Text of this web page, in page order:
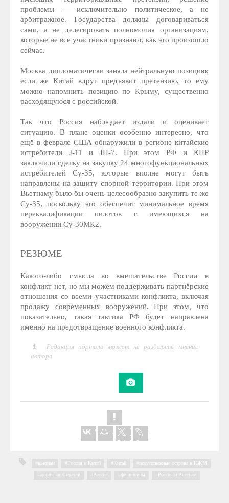
проблемы — исключительно политическое, а не
арбитражное. Государства должны договариваться
сами, а не делегировать полномочия организациям,
которые не все участники признают, как это произошло
сейчас.
Москва дипломатически заняла нейтральную позицию;
если же Китай вдруг предъявит претензию, то ему
можно напомнить позицию по Крыму, существенно
расходящуюся с российской.
Так что Россия наблюдает издали и оценивает
ситуацию. В плане оценки особенно интересно, что
ещё в феврале США обнаружили в регионе китайские
истребители J-11 и JH-7. При этом РФ и КНР
заключили сделку на закупку 24 многофункциональных
истребителей Су-35, которые вполне могут быть
направлены на защиту спорной территории. При этом
Вьетнаму было бы очень целесообразно закупить те же
Су-35, поскольку это обеспечит минимальное время
переквалификации пилотов с имеющихся на
вооружении Су-30МК2.
РЕЗЮМЕ
Какого-либо смысла во вмешательстве России в
конфликт нет, но мы можем поддерживать партнёрские
отношения со всеми участниками конфликта, включая
продажу современных вооружений. При этом, что
показательно, такая тактика РФ будет направлена
именно на предотвращение военного конфликта.
Редакция портала может не разделять мнение
автора
вьетнам Россия и Китай Китай искусственные острова в ЮКМ
архипелаг Спратли Россия филиппины Россия и Вьетнам